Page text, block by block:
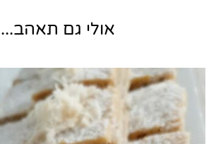
אולי גם תאהב...